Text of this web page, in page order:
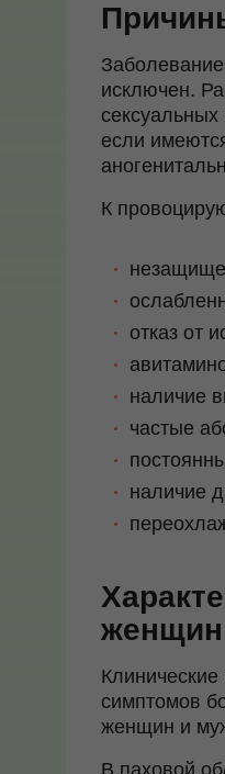
исключен.
если
К
отказ от
наличие
частые
наличие
женщин
симптомов
женщин и
В паховой